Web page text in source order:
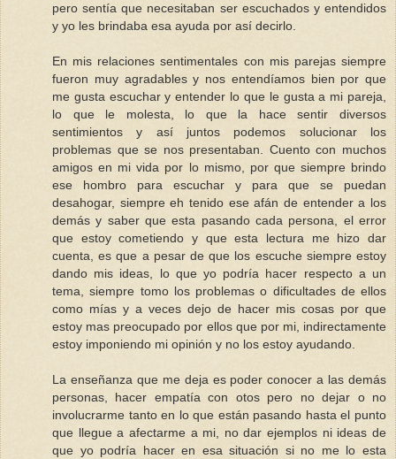
pero sentía que necesitaban ser escuchados y entendidos
y yo les brindaba esa ayuda por así decirlo.
En mis relaciones sentimentales con mis parejas siempre
fueron muy agradables y nos entendíamos bien por que
me gusta escuchar y entender lo que le gusta a mi pareja,
lo que le molesta, lo que la hace sentir diversos
sentimientos y así juntos podemos solucionar los
problemas que se nos presentaban. Cuento con muchos
amigos en mi vida por lo mismo, por que siempre brindo
ese hombro para escuchar y para que se puedan
desahogar, siempre eh tenido ese afán de entender a los
demás y saber que esta pasando cada persona, el error
que estoy cometiendo y que esta lectura me hizo dar
cuenta, es que a pesar de que los escuche siempre estoy
dando mis ideas, lo que yo podría hacer respecto a un
tema, siempre tomo los problemas o dificultades de ellos
como mías y a veces dejo de hacer mis cosas por que
estoy mas preocupado por ellos que por mi, indirectamente
estoy imponiendo mi opinión y no los estoy ayudando.
La enseñanza que me deja es poder conocer a las demás
personas, hacer empatía con otos pero no dejar o no
involucrarme tanto en lo que están pasando hasta el punto
que llegue a afectarme a mi, no dar ejemplos ni ideas de
que yo podría hacer en esa situación si no me lo esta